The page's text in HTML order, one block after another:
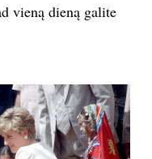
vieną dieną galite